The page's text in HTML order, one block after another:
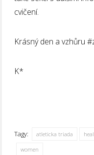
cvičení.
Krásný den a vzhůru
K*
Tagy: atleticka triada
women